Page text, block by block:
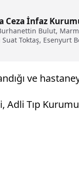
Ceza İnfaz
Burhanettin Bulut,
Suat Toktaş, Esenyurt
ve
Tıp